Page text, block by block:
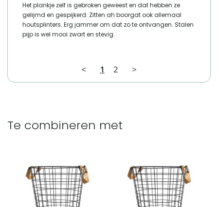
Het plankje zelf is gebroken geweest en dat hebben ze
gelijmd en gespijkerd. Zitten ah boorgat ook allemaal
houtsplinters. Erg jammer om dat zo te ontvangen. Stalen
pijp is wel mooi zwart en stevig.
< 1 2 >
Te combineren met